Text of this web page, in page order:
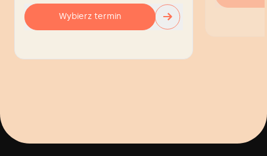
Wybierz termin →